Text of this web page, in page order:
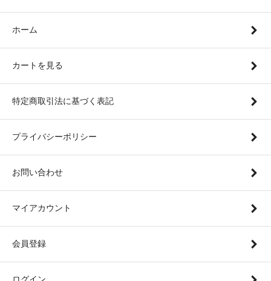
ホーム
カートを見る
特定商取引法に基づく表記
プライバシーポリシー
お問い合わせ
マイアカウント
会員登録
ログイン